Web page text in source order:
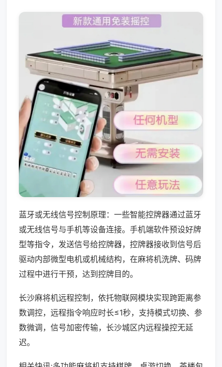
蓝牙或无线信号控制原理：一些智能控牌器通过蓝牙
或无线信号与手机等设备连接。手机端软件预设好牌
型等指令，发送信号给控牌器，控牌器接收到信号后
驱动内部微型电机或机械结构，在麻将机洗牌、码牌
过程中进行干预，达到控牌目的。
长沙麻将机远程控制，依托物联网模块实现跨距离参
数调控，远程指令响应时长≤1秒，支持模式切换、参
数微调，信号加密传输，长沙城区内远程操控无延
迟。